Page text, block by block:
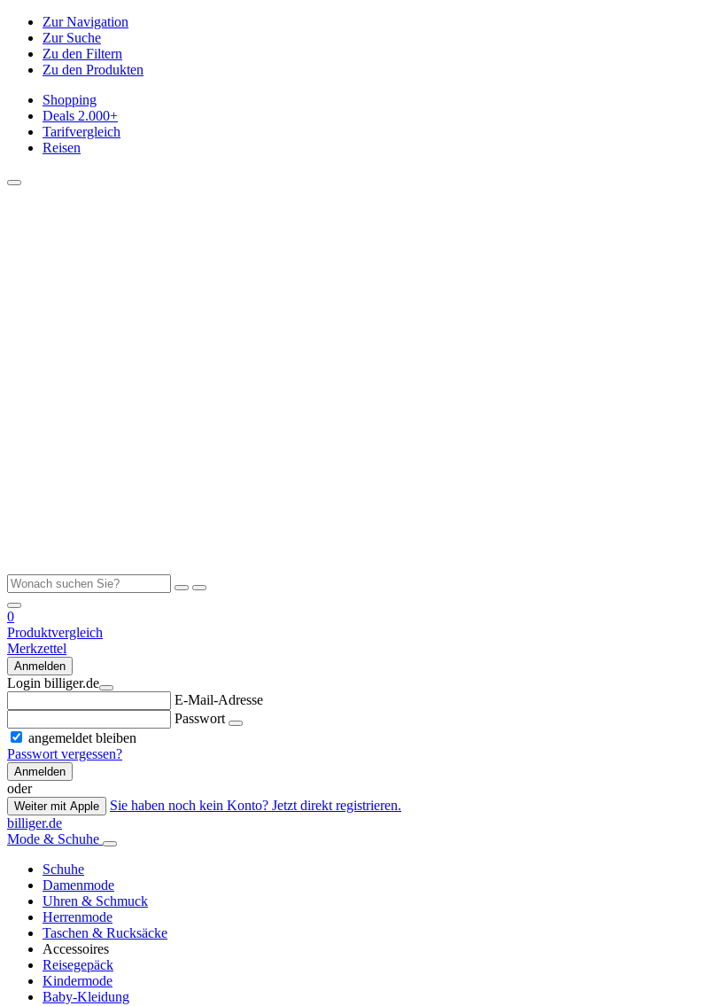
Zur Navigation
Zur Suche
Zu den Filtern
Zu den Produkten
Shopping
Deals 2.000+
Tarifvergleich
Reisen
0
Produktvergleich
Merkzettel
Anmelden
Login billiger.de
E-Mail-Adresse
Passwort
angemeldet bleiben
Passwort vergessen?
Anmelden
oder
Weiter mit Apple
Sie haben noch kein Konto? Jetzt direkt registrieren.
billiger.de
Mode & Schuhe
Schuhe
Damenmode
Uhren & Schmuck
Herrenmode
Taschen & Rucksäcke
Accessoires
Reisegepäck
Kindermode
Baby-Kleidung